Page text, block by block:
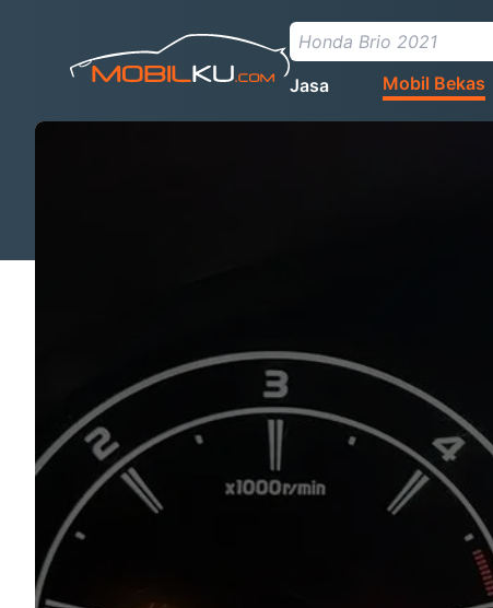
Jasa Mobil Bekas